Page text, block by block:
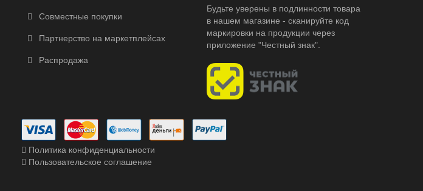
Совместные покупки
Партнерство на маркетплейсах
Распродажа
Будьте уверены в подлинности товара
в нашем магазине - сканируйте код
маркировки на продукции через
приложение "Честный знак".
Политика конфиденциальности
Пользовательское соглашение